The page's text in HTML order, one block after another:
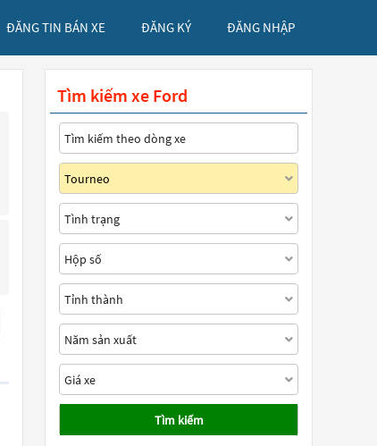
ĐĂNG TIN BÁN XE ĐĂNG KÝ ĐĂNG NHẬP
Tìm kiếm xe Ford
Tìm kiếm